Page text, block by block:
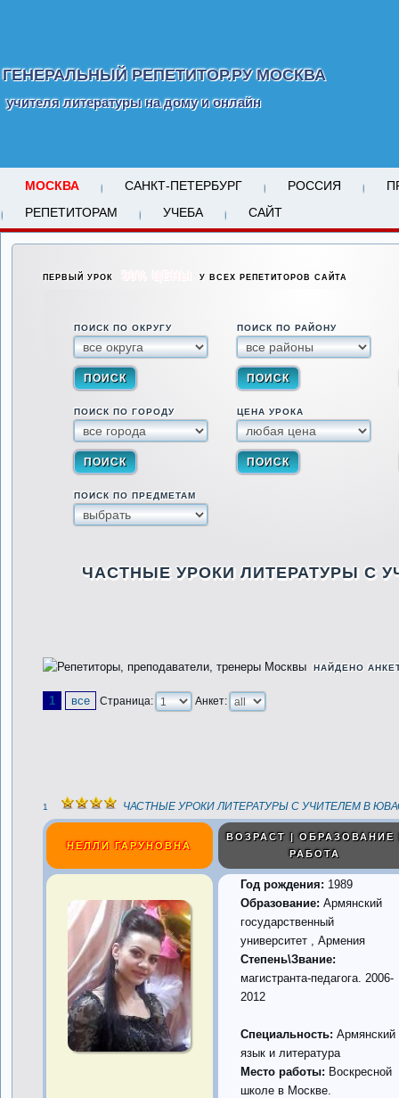
ГЕНЕРАЛЬНЫЙ РЕПЕТИТОР.РУ МОСКВА
учителя литературы на дому и онлайн
МОСКВА САНКТ-ПЕТЕРБУРГ РОССИЯ
РЕПЕТИТОРАМ
УЧЕБА САЙТ
ПЕРВЫЙ УРОК У ВСЕХ РЕПЕТИТОРОВ САЙТА
ПОИСК ПО ОКРУГУ ПОИСК ПО РАЙОНУ
ПОИСК ПО ГОРОДУ ЦЕНА УРОКА
ПОИСК ПО ПРЕДМЕТАМ
ЧАСТНЫЕ УРОКИ ЛИТЕРАТУРЫ С
НАЙДЕНО
1 все Страница: Анкет:
1 ЧАСТНЫЕ УРОКИ ЛИТЕРАТУРЫ С УЧИТЕЛЕМ В
НЕЛЛИ ГАРУНОВНА
ВОЗРАСТ | ОБРАЗОВАНИЕ
РАБОТА
Год рождения: 1989
Образование: Армянский
государственный
университет , Армения
Степень\Звание:
магистранта-педагога. 2006-
2012
Специальность: Армянский
язык и литература
Место работы: Воскресной
школе в Москве.